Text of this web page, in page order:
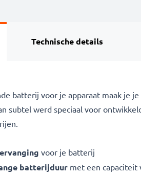
Technische details
batterij voor je apparaat maak je
subtel werd speciaal voor
voor je batterij
batterijduur met een capaciteit